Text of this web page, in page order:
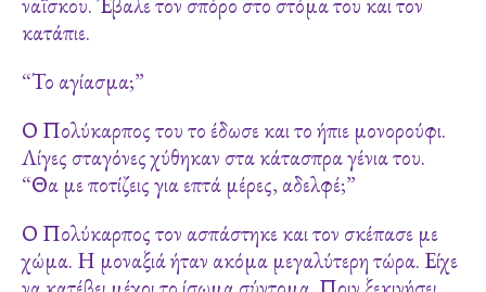
κατάπιε.
“Το αγίασμα;”
Ο Πολύκαρπος του το έδωσε και το ήπιε μονορούφι.
Λίγες σταγόνες χύθηκαν στα κάτασπρα γένια του.
“Θα με ποτίζεις για επτά μέρες, αδελφέ;”
Ο Πολύκαρπος τον ασπάστηκε και τον σκέπασε με
χώμα. Η μοναξιά ήταν ακόμα μεγαλύτερη τώρα. Είχε